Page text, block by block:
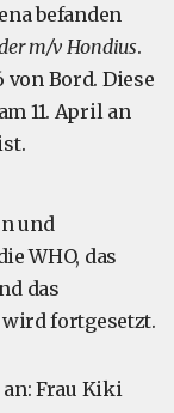
befanden
m/v Hondius.
von Bord. Diese
11. April an
und
WHO, das
das
fortgesetzt.
Frau Kiki